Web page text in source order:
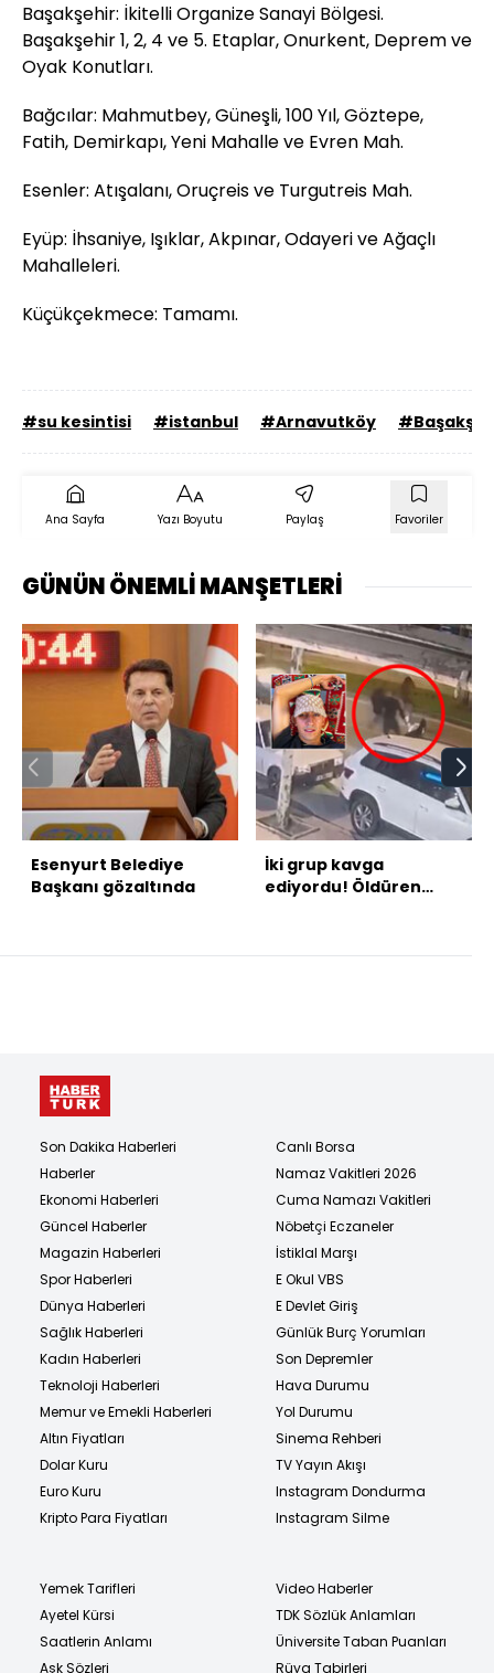
Başakşehir: İkitelli Organize Sanayi Bölgesi.
Başakşehir 1, 2, 4 ve 5. Etaplar, Onurkent, Deprem ve
Oyak Konutları.
Bağcılar: Mahmutbey, Güneşli, 100 Yıl, Göztepe,
Fatih, Demirkapı, Yeni Mahalle ve Evren Mah.
Esenler: Atışalanı, Oruçreis ve Turgutreis Mah.
Eyüp: İhsaniye, Işıklar, Akpınar, Odayeri ve Ağaçlı
Mahalleleri.
Küçükçekmece: Tamamı.
#su kesintisi #istanbul #Arnavutköy
Ana Sayfa Yazı Boyutu Paylaş Favoriler
GÜNÜN ÖNEMLİ MANŞETLERİ
Esenyurt Belediye
Başkanı gözaltında
İki grup kavga
ediyordu! Öldüren
Son Dakika Haberleri
Haberler
Ekonomi Haberleri
Güncel Haberler
Magazin Haberleri
Spor Haberleri
Dünya Haberleri
Sağlık Haberleri
Kadın Haberleri
Teknoloji Haberleri
Memur ve Emekli Haberleri
Altın Fiyatları
Dolar Kuru
Euro Kuru
Kripto Para Fiyatları
Canlı Borsa
Namaz Vakitleri 2026
Cuma Namazı Vakitleri
Nöbetçi Eczaneler
İstiklal Marşı
E Okul VBS
E Devlet Giriş
Günlük Burç Yorumları
Son Depremler
Hava Durumu
Yol Durumu
Sinema Rehberi
TV Yayın Akışı
Instagram Dondurma
Instagram Silme
Yemek Tarifleri
Ayetel Kürsi
Saatlerin Anlamı
Aşk Sözleri
Video Haberler
TDK Sözlük Anlamları
Üniversite Taban Puanları
Rüya Tabirleri